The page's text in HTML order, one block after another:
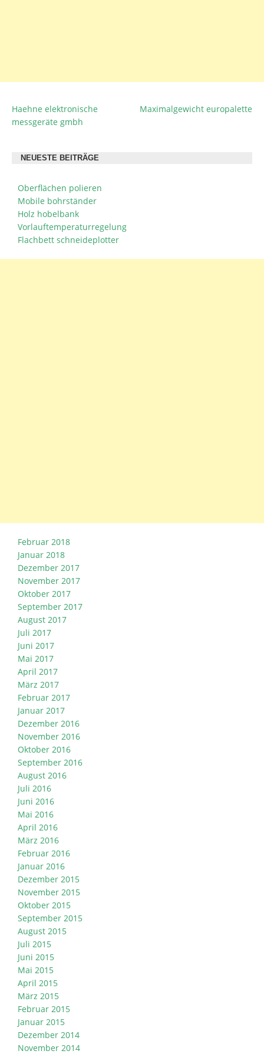
BEITRAGSNAVIGATION
Haehne elektronische
messgeräte gmbh
Maximalgewicht europalette
NEUESTE BEITRÄGE
Oberflächen polieren
Mobile bohrständer
Holz hobelbank
Vorlauftemperaturregelung
Flachbett schneideplotter
Februar 2018
Januar 2018
Dezember 2017
November 2017
Oktober 2017
September 2017
August 2017
Juli 2017
Juni 2017
Mai 2017
April 2017
März 2017
Februar 2017
Januar 2017
Dezember 2016
November 2016
Oktober 2016
September 2016
August 2016
Juli 2016
Juni 2016
Mai 2016
April 2016
März 2016
Februar 2016
Januar 2016
Dezember 2015
November 2015
Oktober 2015
September 2015
August 2015
Juli 2015
Juni 2015
Mai 2015
April 2015
März 2015
Februar 2015
Januar 2015
Dezember 2014
November 2014